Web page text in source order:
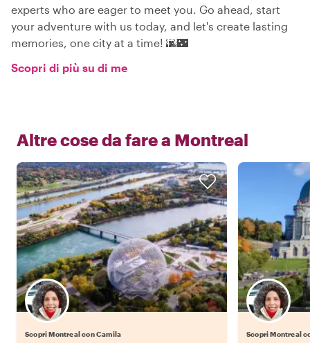
experts who are eager to meet you. Go ahead, start
your adventure with us today, and let's create lasting
memories, one city at a time! 🌆🌃
Scopri di più su di me
Altre cose da fare a Montreal
Scopri Montreal con Camila Scopri Montreal